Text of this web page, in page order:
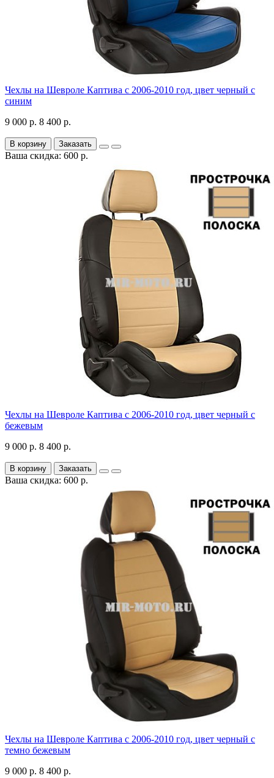
Чехлы на Шевроле Каптива с 2006-2010 год, цвет черный с
синим
9 000 р. 8 400 р.
В корзину Заказать
Ваша скидка: 600 р.
Чехлы на Шевроле Каптива с 2006-2010 год, цвет черный с
бежевым
9 000 р. 8 400 р.
В корзину Заказать
Ваша скидка: 600 р.
Чехлы на Шевроле Каптива с 2006-2010 год, цвет черный с
темно бежевым
9 000 р. 8 400 р.